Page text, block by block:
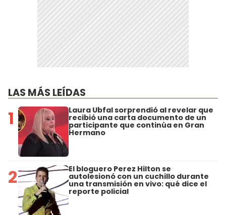
LAS MÁS LEÍDAS
1 Laura Ubfal sorprendió al revelar que
recibió una carta documento de un
participante que continúa en Gran
Hermano
2 El bloguero Perez Hilton se
autolesionó con un cuchillo durante
una transmisión en vivo: qué dice el
reporte policial